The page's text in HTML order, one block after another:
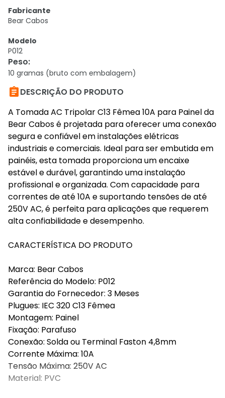
Fabricante
Bear Cabos
Modelo
P012
Peso:
10 gramas (bruto com embalagem)
DESCRIÇÃO DO PRODUTO
A Tomada AC Tripolar C13 Fêmea 10A para Painel da
Bear Cabos é projetada para oferecer uma conexão
segura e confiável em instalações elétricas
industriais e comerciais. Ideal para ser embutida em
painéis, esta tomada proporciona um encaixe
estável e durável, garantindo uma instalação
profissional e organizada. Com capacidade para
correntes de até 10A e suportando tensões de até
250V AC, é perfeita para aplicações que requerem
alta confiabilidade e desempenho.
CARACTERÍSTICA DO PRODUTO
Marca: Bear Cabos
Referência do Modelo: P012
Garantia do Fornecedor: 3 Meses
Plugues: IEC 320 C13 Fêmea
Montagem: Painel
Fixação: Parafuso
Conexão: Solda ou Terminal Faston 4,8mm
Corrente Máxima: 10A
Tensão Máxima: 250V AC
Material: PVC